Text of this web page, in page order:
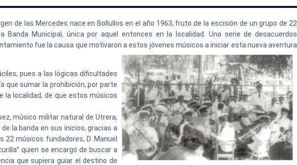
de las Mercedes nace en Bollullos en el año 1963, fruto de la escisión de un grupo de 22
Banda Municipal, única por aquel entonces en la localidad. Una serie de desacuerdos
fue la causa que motivaron a estos jóvenes músicos a iniciar esta nueva aventura
pues a las lógicas dificultades
que sumar la prohibición, por parte
la localidad, de que estos músicos
músico militar natural de Utrera,
la banda en sus inicios, gracias a
22 músicos fundadores, D. Manuel
quien se encargó de buscar a
que supiera guiar el destino de